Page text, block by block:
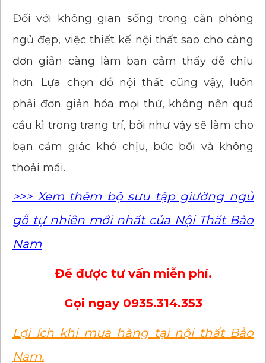
Đối với không gian sống trong căn phòng
ngủ đẹp, việc thiết kế nội thất sao cho càng
đơn giản càng làm bạn cảm thấy dễ chịu
hơn. Lựa chọn đồ nội thất cũng vậy, luôn
phải đơn giản hóa mọi thứ, không nên quá
cầu kì trong trang trí, bởi như vậy sẽ làm cho
bạn cảm giác khó chịu, bức bối và không
thoải mái.
>>> Xem thêm bộ sưu tập giường ngủ
gỗ tự nhiên mới nhất của Nội Thất Bảo
Nam
Để được tư vấn miễn phí.
Gọi ngay 0935.314.353
Lợi ích khi mua hàng tại nội thất Bảo
Nam.